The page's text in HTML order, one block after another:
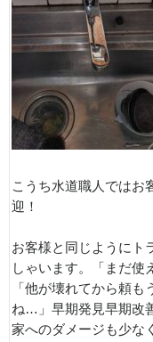
こうち水道職人ではお
迎！
お客様と同じようにト
しゃいます。「まだ使
「他が壊れてから頼
ね…」早期発見早期改
家へのダメージも少な